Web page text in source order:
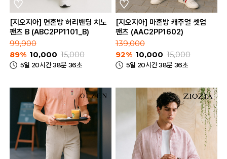
[지오지아] 면혼방 허리밴딩 치노
팬츠 B (ABC2PP1101_B)
99,900
89% 10,000 15,000
5일 20시간 38분 36초
[지오지아] 마혼방 캐주얼 셋업
팬츠 (AAC2PP1602)
139,000
92% 10,000 15,000
5일 20시간 38분 36초